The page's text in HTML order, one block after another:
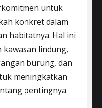
untuk
konkret dalam
habitatnya. Hal ini
lindung,
burung, dan
meningkatkan
pentingnya